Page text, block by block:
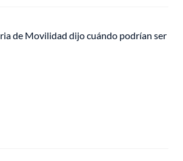
de Movilidad dijo cuándo podrían ser